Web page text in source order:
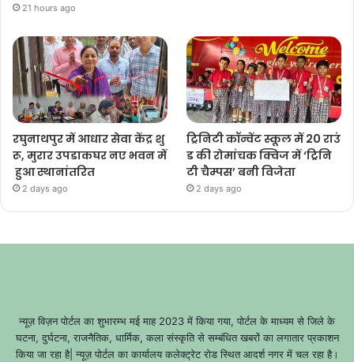
21 hours ago
रघुनाथपुर में आधार सेवा केंद्र शु
रू, मुरार उपडाकघर नए भवन में
हुआ स्थानांतरित
2 days ago
ट्रिनिटी कॉन्वेंट स्कूल में 20 राउं
ड की रोमांचक क्विज में ‘ट्रिनि
टी चैम्पस’ बनी विजेता
2 days ago
न्यूज़ विज़न पोर्टल का शुभारम्भ मई माह 2023 में किया गया, पोर्टल के माध्यम से जिले के
घटना, दुर्घटना, राजनैतिक, धार्मिक, कला संस्कृति से सम्बंधित खबरों का लगातार प्रकाशन
किया जा रहा है| न्यूज़ पोर्टल का कार्यालय कलेक्ट्रेट रोड स्थित आदर्श नगर में चल रहा है।